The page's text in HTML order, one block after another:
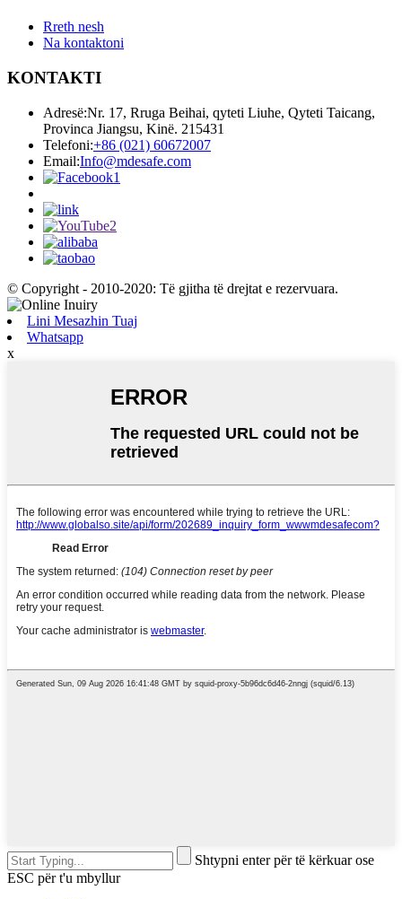
Rreth nesh
Na kontaktoni
KONTAKTI
Adresë:Nr. 17, Rruga Beihai, qyteti Liuhe, Qyteti Taicang,
Provinca Jiangsu, Kinë. 215431
Telefoni:+86 (021) 60672007
Email:Info@mdesafe.com
© Copyright - 2010-2020: Të gjitha të drejtat e rezervuara.
Lini Mesazhin Tuaj
Whatsapp
x
Shtypni enter për të kërkuar ose
ESC për t'u mbyllur